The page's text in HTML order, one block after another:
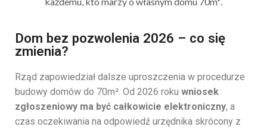
Dom bez pozwolenia 2026 – co się
zmienia?
Rząd zapowiedział dalsze uproszczenia w procedurze
budowy domów do 70m². Od 2026 roku wniosek
zgłoszeniowy ma być całkowicie elektroniczny, a
czas oczekiwania na odpowiedź urzędnika skrócony z